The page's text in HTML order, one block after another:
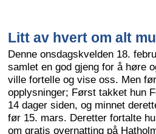
Litt av hvert om alt
Denne onsdagskvelden 18.
samlet en god gjeng for å høre
ville fortelle og vise oss. Men
opplysninger; Først takket hun
14 dager siden, og minnet
før 15. mars. Deretter fortalte
om gratis overnatting på